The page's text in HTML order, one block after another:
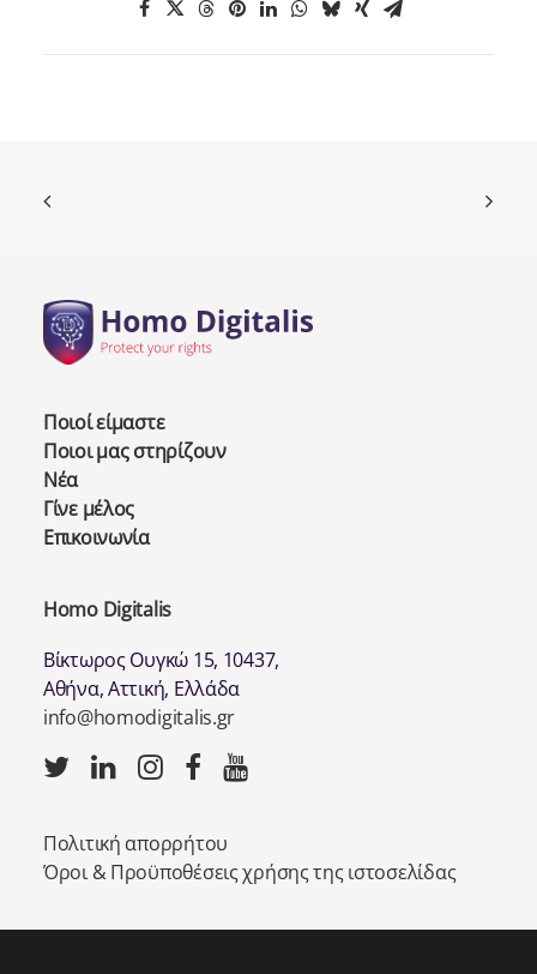
Ποιοί είμαστε
Ποιοι μας στηρίζουν
Νέα
Γίνε μέλος
Επικοινωνία
Homo Digitalis
Βίκτωρος Ουγκώ 15, 10437,
Αθήνα, Αττική, Ελλάδα
info@homodigitalis.gr
Πολιτική απορρήτου
Όροι & Προϋποθέσεις χρήσης της ιστοσελίδας